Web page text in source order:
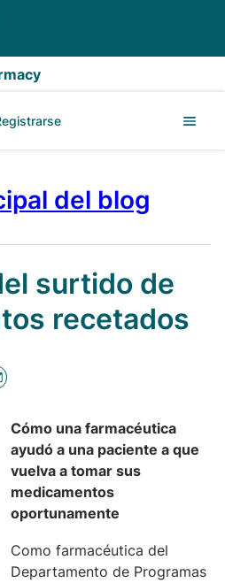
del blog
surtido de
recetados
Cómo una farmacéutica
ayudó a una paciente a que
vuelva a tomar sus
medicamentos
oportunamente
Como farmacéutica del
Departamento de Programas